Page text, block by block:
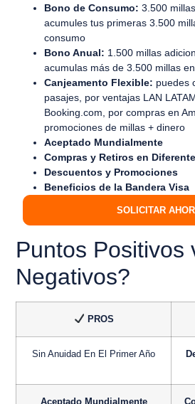
Bono de Consumo: 3.500
acumules tus primeras 3.500
consumo
Bono Anual: 1.500 millas
acumulas más de 3.500 millas
Canjeamento Flexible: puedes
pasajes, por ventajas LAN
Booking.com, por compras en
promociones de millas + dinero
Aceptado Mundialmente
Compras y Retiros en
Descuentos y Promociones
Beneficios de la Bandera Visa
SOLICITAR
Puntos Positivos
Negativos?
PROS
Sin Anuidad En El Primer Año
Aceptado Mundialmente